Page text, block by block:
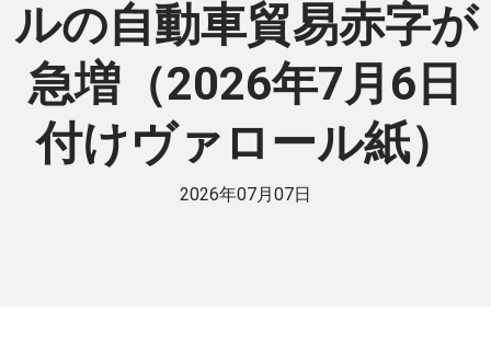
ルの自動車貿易赤字が
急増（2026年7月6日
付けヴァロール紙）
2026年07月07日